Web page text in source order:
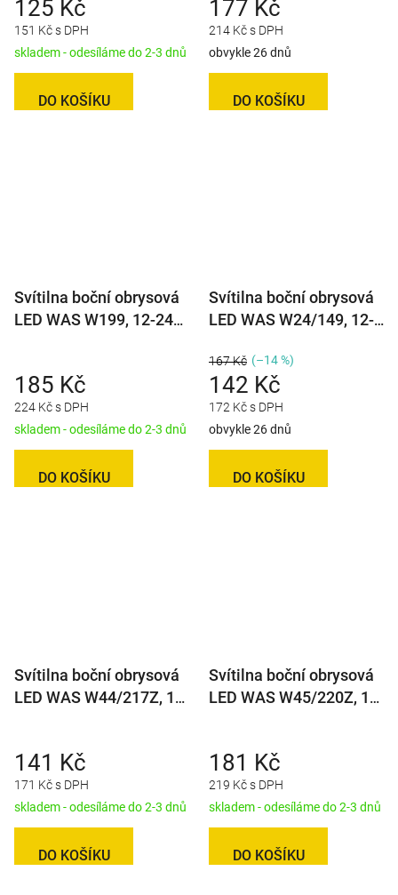
151 Kč s DPH
125 Kč
skladem - odesíláme do 2-3 dnů
DO KOŠÍKU
214 Kč s DPH
177 Kč
obvykle 26 dnů
DO KOŠÍKU
Svítilna boční obrysová
LED WAS W199, 12-24V,
224 Kč s DPH
185 Kč
skladem - odesíláme do 2-3 dnů
DO KOŠÍKU
Svítilna boční obrysová
LED WAS W24/149, 12-
172 Kč s DPH
142 Kč
167 Kč (–14 %)
obvykle 26 dnů
DO KOŠÍKU
Svítilna boční obrysová
LED WAS W44/217Z, 12-
171 Kč s DPH
141 Kč
skladem - odesíláme do 2-3 dnů
DO KOŠÍKU
Svítilna boční obrysová
LED WAS W45/220Z, 12-
219 Kč s DPH
181 Kč
skladem - odesíláme do 2-3 dnů
DO KOŠÍKU